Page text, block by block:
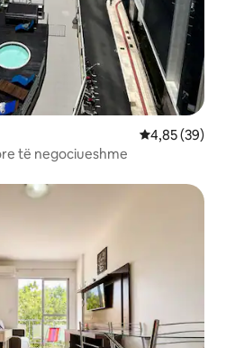
Vlerësimi
4,85 (39)
të negociueshme